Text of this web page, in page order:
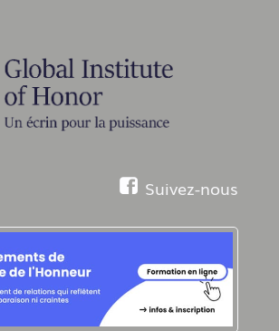
Suivez-nous